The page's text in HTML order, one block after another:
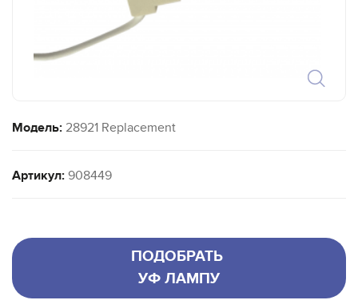
Модель: 28921 Replacement
Артикул: 908449
ПОДОБРАТЬ
УФ ЛАМПУ